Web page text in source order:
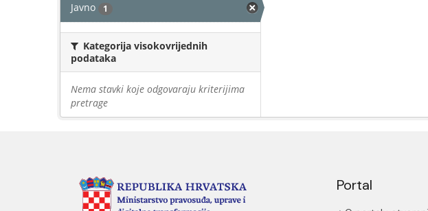
Javno 1
Kategorija visokovrijednih
podataka
Nema stavki koje odgovaraju kriterijima
pretrage